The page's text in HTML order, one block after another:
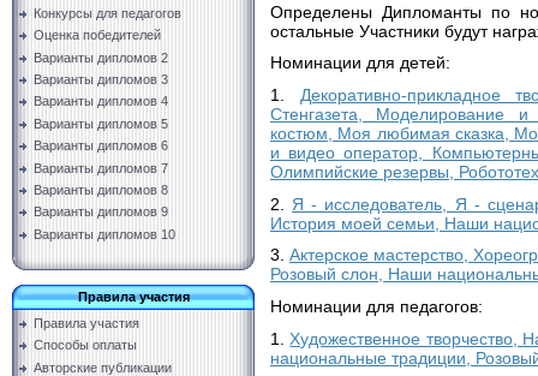
Конкурсы для педагогов
Оценка победителей
Варианты дипломов 2
Варианты дипломов 3
Варианты дипломов 4
Варианты дипломов 5
Варианты дипломов 6
Варианты дипломов 7
Варианты дипломов 8
Варианты дипломов 9
Варианты дипломов 10
Правила участия
Правила участия
Способы оплаты
Авторские публикации
Определены Дипломанты по
остальные Участники будут
Номинации для детей:
1. Декоративно-прикладное
Стенгазета, Моделирование
костюм, Моя любимая сказка,
и видео оператор,
Олимпийские резервы,
2. Я - исследователь, Я -
История моей семьи, Наши
3. Актерское мастерство,
Розовый слон, Наши
Номинации для педагогов:
1. Художественное творчество,
национальные традиции,